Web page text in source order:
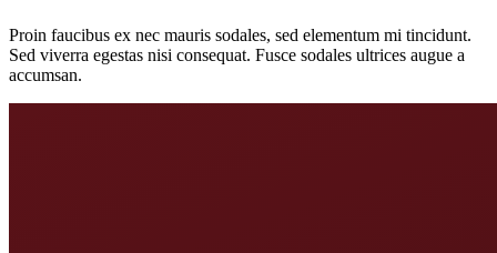
Proin faucibus ex nec mauris sodales, sed elementum mi tincidunt.
Sed viverra egestas nisi consequat. Fusce sodales ultrices augue a
accumsan.